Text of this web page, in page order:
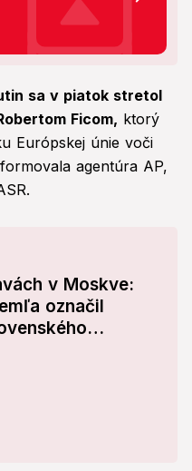
sa v piatok stretol
Ficom, ktorý
Európskej únie voči
agentúra AP,
v Moskve:
označil